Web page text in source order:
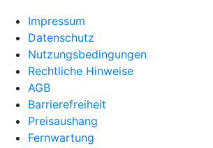
Impressum
Datenschutz
Nutzungsbedingungen
Rechtliche Hinweise
AGB
Barrierefreiheit
Preisaushang
Fernwartung